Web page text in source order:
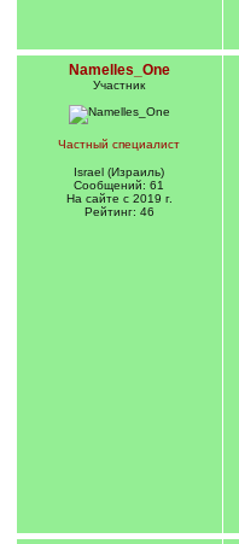
Namelles_One
Участник
Частный специалист
Israel (Израиль)
Сообщений: 61
На сайте с 2019 г.
Рейтинг: 46